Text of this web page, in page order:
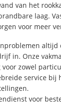
van het
laag.
voor meer
altijd
in. Onze
zowel
service bij
voor